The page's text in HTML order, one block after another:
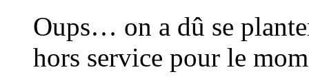
Oups… on a dû se
hors service pour le